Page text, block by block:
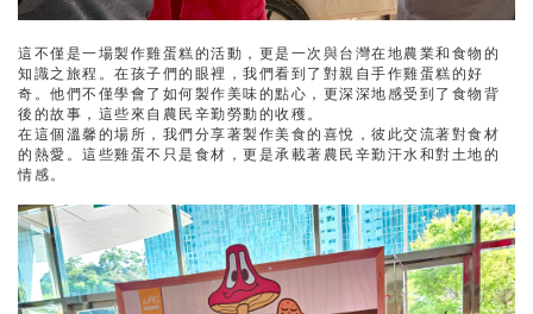
這不僅是一場製作雞蛋糕的活動，更是一次與台灣在地農業和食物的
知識之旅程。在孩子們的眼裡，我們看到了對親自手作雞蛋糕的好
奇。他們不僅學會了如何製作美味的點心，更深深地感受到了食物背
後的故事，這些來自農民辛勤勞動的收穫。
在這個溫馨的場所，我們分享著製作美食的喜悅，彼此交流著對食材
的熱愛。這些雞蛋不只是食材，更是承載著農民辛勤汗水和對土地的
情感。